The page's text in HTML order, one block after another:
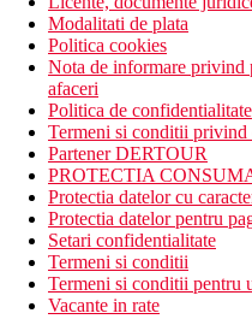
Modalitati de plata
Politica cookies
Nota de informare privind
afaceri
Politica de confidentialitate
Termeni si conditii privind
Partener DERTOUR
PROTECTIA
Protectia datelor cu
Protectia datelor pentru
Setari confidentialitate
Termeni si conditii
Termeni si conditii pentru
Vacante in rate